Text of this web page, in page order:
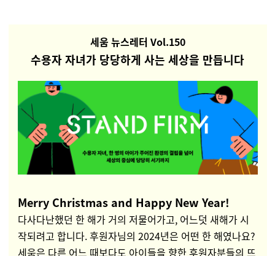
세움 뉴스레터 Vol.150
수용자 자녀가 당당하게 사는 세상을 만듭니다
Merry Christmas and Happy New Year!
다사다난했던 한 해가 거의 저물어가고, 어느덧 새해가 시
작되려고 합니다. 후원자님의 2024년은 어떤 한 해였나요?
세움은 다른 어느 때보다도 아이들을 향한 후원자분들의 뜨